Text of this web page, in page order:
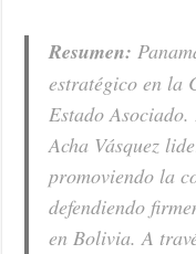
Resumen:
estratégico en la
Estado
Acha Vásquez
promoviendo la
defendiendo
en Bolivia. A